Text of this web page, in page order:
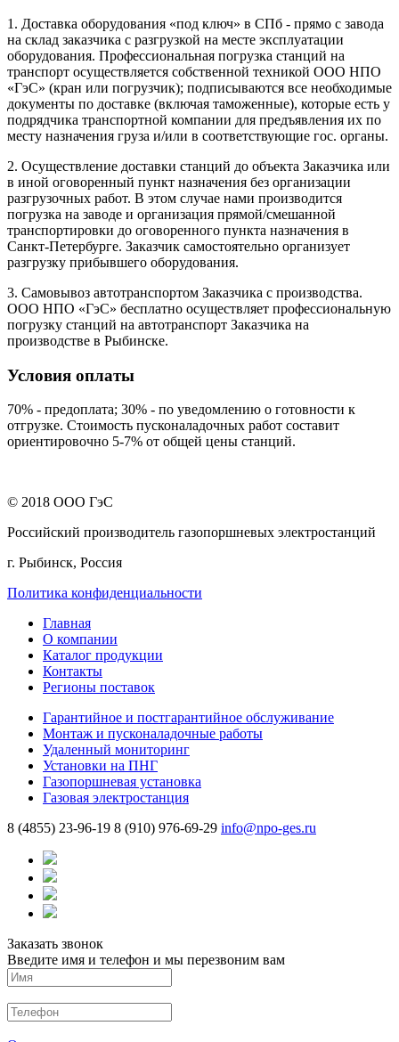
1. Доставка оборудования «под ключ» в СПб - прямо с завода
на склад заказчика с разгрузкой на месте эксплуатации
оборудования. Профессиональная погрузка станций на
транспорт осуществляется собственной техникой ООО НПО
«ГэС» (кран или погрузчик); подписываются все необходимые
документы по доставке (включая таможенные), которые есть у
подрядчика транспортной компании для предъявления их по
месту назначения груза и/или в соответствующие гос. органы.
2. Осуществление доставки станций до объекта Заказчика или
в иной оговоренный пункт назначения без организации
разгрузочных работ. В этом случае нами производится
погрузка на заводе и организация прямой/смешанной
транспортировки до оговоренного пункта назначения в
Санкт-Петербурге. Заказчик самостоятельно организует
разгрузку прибывшего оборудования.
3. Самовывоз автотранспортом Заказчика с производства.
ООО НПО «ГэС» бесплатно осуществляет профессиональную
погрузку станций на автотранспорт Заказчика на
производстве в Рыбинске.
Условия оплаты
70% - предоплата; 30% - по уведомлению о готовности к
отгрузке. Стоимость пусконаладочных работ составит
ориентировочно 5-7% от общей цены станций.
© 2018 ООО ГэС
Российский производитель газопоршневых электростанций
г. Рыбинск, Россия
Политика конфиденциальности
Главная
О компании
Каталог продукции
Контакты
Регионы поставок
Гарантийное и постгарантийное обслуживание
Монтаж и пусконаладочные работы
Удаленный мониторинг
Установки на ПНГ
Газопоршневая установка
Газовая электростанция
8 (4855) 23-96-19 8 (910) 976-69-29 info@npo-ges.ru
Заказать звонок
Введите имя и телефон и мы перезвоним вам